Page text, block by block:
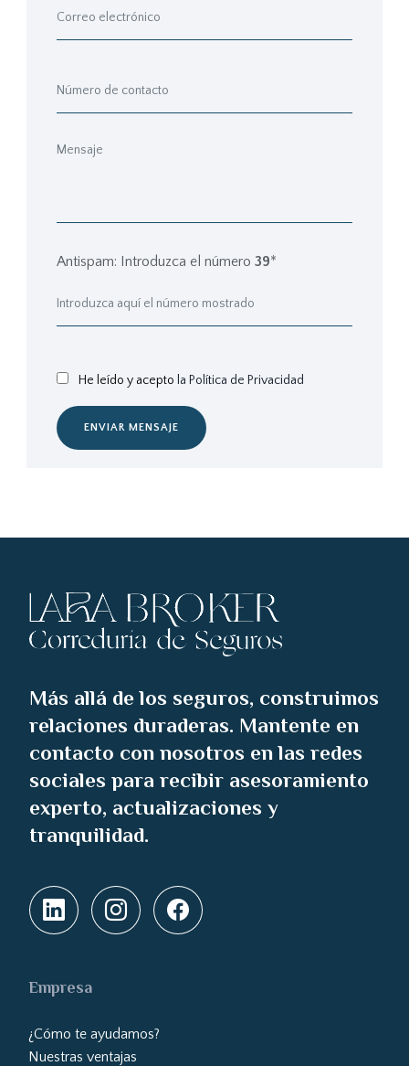
Antispam: Introduzca el número 39*
He leído y acepto la Política de Privacidad
ENVIAR MENSAJE
Más allá de los seguros, construimos
relaciones duraderas. Mantente en
contacto con nosotros en las redes
sociales para recibir asesoramiento
experto, actualizaciones y
tranquilidad.
Empresa
¿Cómo te ayudamos?
Nuestras ventajas